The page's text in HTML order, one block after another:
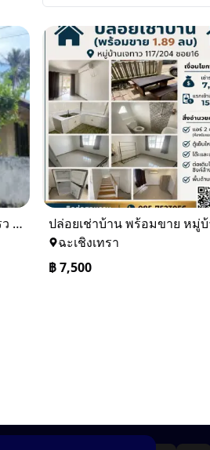
ขายบ้านเดียว 1 ชั้นพื้นที่ 102 ตรว บางละมุง ชลบุรี
ฉะเชิงเทรา
฿7,500